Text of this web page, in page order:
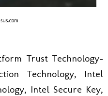
Trust Technology-
Technology, Intel
Intel Secure Key,